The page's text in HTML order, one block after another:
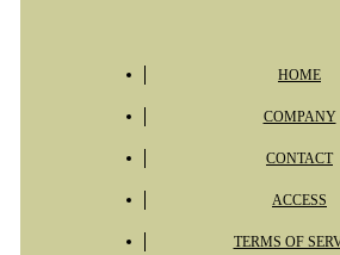
HOME
COMPANY
CONTACT
ACCESS
TERMS OF